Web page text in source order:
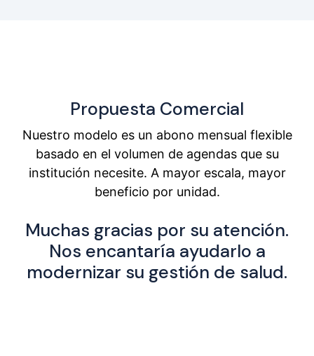
Propuesta Comercial
Nuestro modelo es un abono mensual flexible
basado en el volumen de agendas que su
institución necesite. A mayor escala, mayor
beneficio por unidad.
Muchas gracias por su atención.
Nos encantaría ayudarlo a
modernizar su gestión de salud.